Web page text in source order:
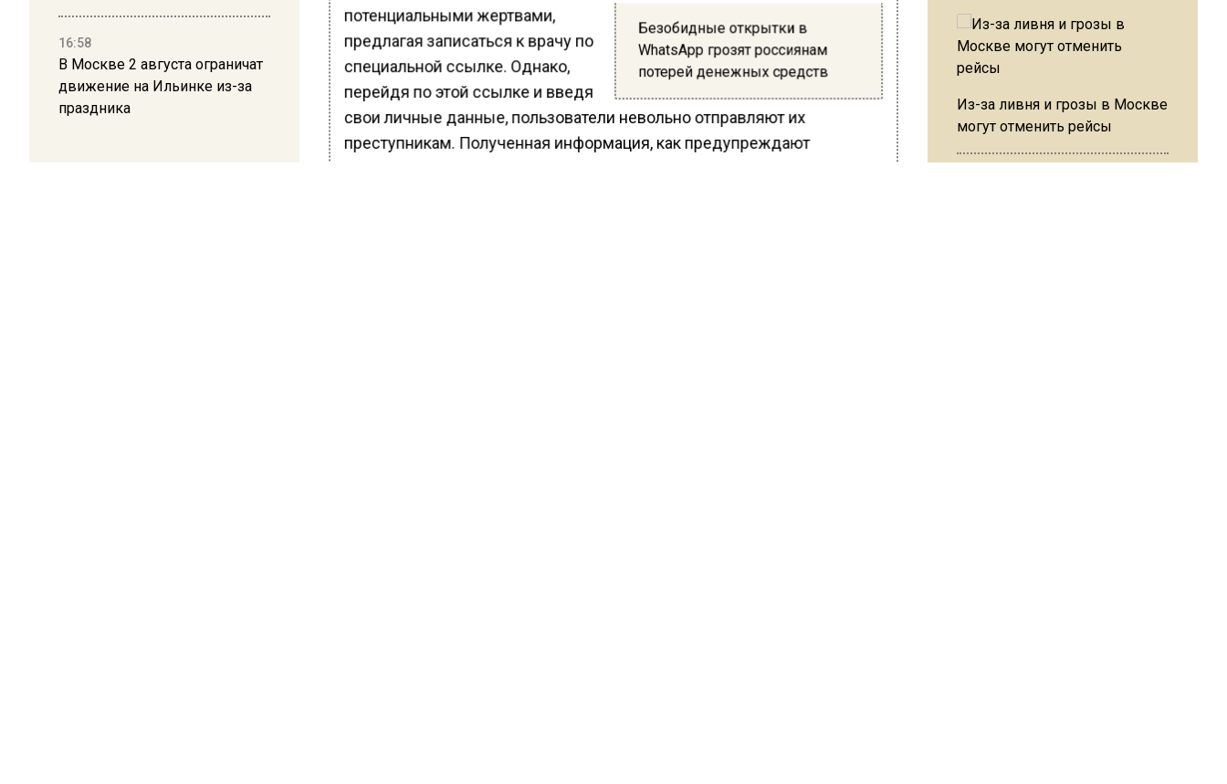
16:58
В Москве 2 августа ограничат
движение на Ильинке из-за
праздника
Безобидные открытки в
WhatsApp грозят россиянам
потерей денежных средств
потенциальными жертвами,
предлагая записаться к врачу по
специальной ссылке. Однако,
перейдя по этой ссылке и введя
свои личные данные, пользователи невольно отправляют их
преступникам. Полученная информация, как предупреждают
Из-за ливня и грозы в Москве
могут отменить рейсы